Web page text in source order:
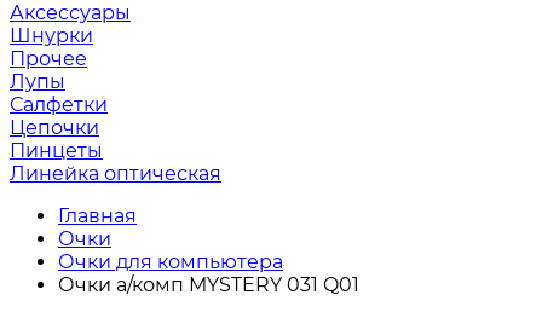
Аксессуары
Шнурки
Прочее
Лупы
Салфетки
Цепочки
Пинцеты
Линейка оптическая
Главная
Очки
Очки для компьютера
Очки а/комп MYSTERY 031 Q01